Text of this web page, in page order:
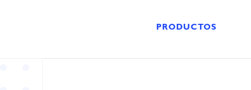
PRODUCTOS